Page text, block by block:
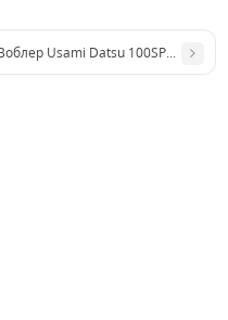
g #554 (1.0 m)
Usami Datsu 100SP-SR 16.7